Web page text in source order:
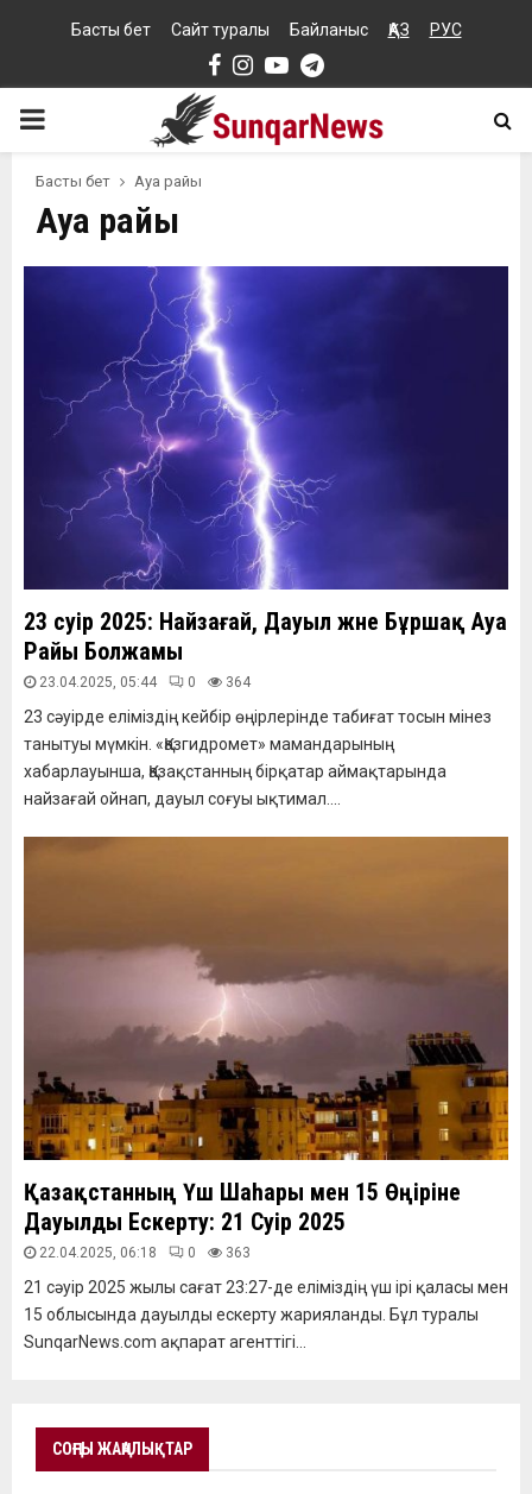
Басты бет Сайт туралы Байланыс ҚАЗ РУС
Facebook
Instagram
YoutubeTelegram
PRIMARY
MENU
Басты бет Ауа райы
Ауа райы
23 сәуір 2025: Найзағай, Дауыл және Бұршақ Ауа
Райы Болжамы
23.04.2025, 05:44 0 364
23 сәуірде еліміздің кейбір өңірлерінде табиғат тосын мінез
танытуы мүмкін. «Қазгидромет» мамандарының
хабарлауынша, Қазақстанның бірқатар аймақтарында
найзағай ойнап, дауыл соғуы ықтимал....
Қазақстанның Үш Шаһары мен 15 Өңіріне
Дауылды Ескерту: 21 Сәуір 2025
22.04.2025, 06:18 0 363
21 сәуір 2025 жылы сағат 23:27-де еліміздің үш ірі қаласы мен
15 облысында дауылды ескерту жарияланды. Бұл туралы
SunqarNews.com ақпарат агенттігі...
СОҢҒЫ ЖАҢАЛЫҚТАР